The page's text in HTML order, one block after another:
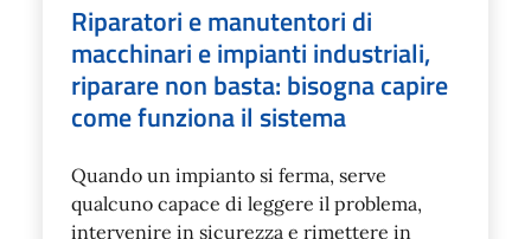
Riparatori e manutentori di
macchinari e impianti industriali,
riparare non basta: bisogna capire
come funziona il sistema
Quando un impianto si ferma, serve
qualcuno capace di leggere il problema,
intervenire in sicurezza e rimettere in